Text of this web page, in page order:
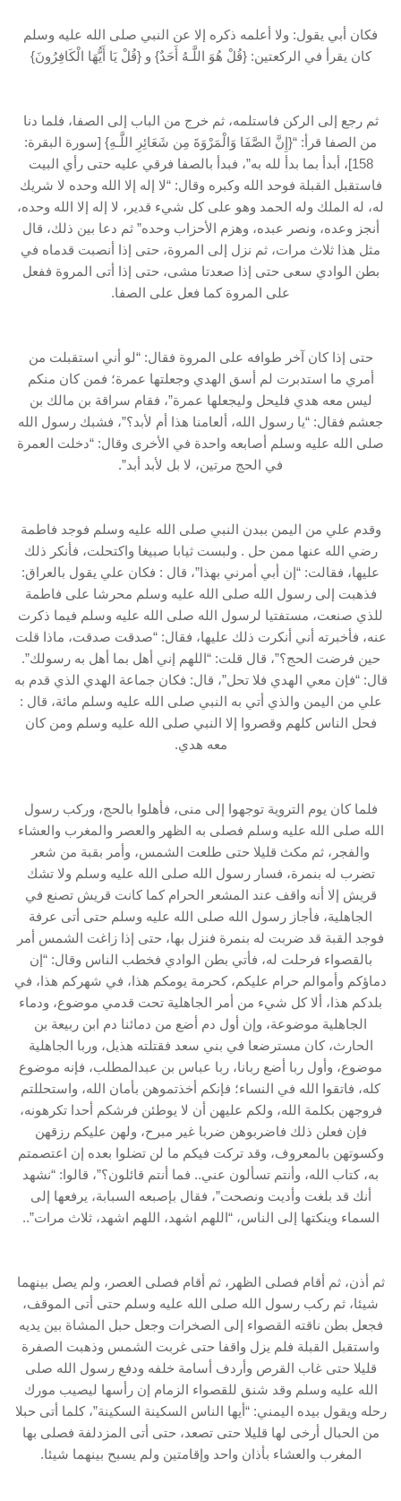
فكان أبي يقول: ولا أعلمه ذكره إلا عن النبي صلى الله عليه وسلم
كان يقرأ في الركعتين: {قُلْ هُوَ اللَّـهُ أَحَدٌ} و {قُلْ يَا أَيُّهَا الْكَافِرُونَ}
ثم رجع إلى الركن فاستلمه، ثم خرج من الباب إلى الصفا، فلما دنا
من الصفا قرأ: “{إِنَّ الصَّفَا وَالْمَرْوَةَ مِن شَعَائِرِ اللَّـهِ} [سورة البقرة:
158]، أبدأ بما بدأ لله به”، فبدأ بالصفا فرقي عليه حتى رأي البيت
فاستقبل القبلة فوحد الله وكبره وقال: “لا إله إلا الله وحده لا شريك
له، له الملك وله الحمد وهو على كل شيء قدير، لا إله إلا الله وحده،
أنجز وعده، ونصر عبده، وهزم الأحزاب وحده” ثم دعا بين ذلك، قال
مثل هذا ثلاث مرات، ثم نزل إلى المروة، حتى إذا أنصبت قدماه في
بطن الوادي سعى حتى إذا صعدتا مشى، حتى إذا أتى المروة ففعل
على المروة كما فعل على الصفا.
حتى إذا كان آخر طوافه على المروة فقال: “لو أني استقبلت من
أمري ما استدبرت لم أسق الهدي وجعلتها عمرة؛ فمن كان منكم
ليس معه هدي فليحل وليجعلها عمرة”، فقام سراقة بن مالك بن
جعشم فقال: “يا رسول الله، ألعامنا هذا أم لأبد؟”، فشبك رسول الله
صلى الله عليه وسلم أصابعه واحدة في الأخرى وقال: “دخلت العمرة
في الحج مرتين، لا بل لأبد أبد”.
وقدم علي من اليمن ببدن النبي صلى الله عليه وسلم فوجد فاطمة
رضي الله عنها ممن حل . ولبست ثيابا صبيغا واكتحلت، فأنكر ذلك
عليها، فقالت: “إن أبي أمرني بهذا”، قال : فكان علي يقول بالعراق:
فذهبت إلى رسول الله صلى الله عليه وسلم محرشا على فاطمة
للذي صنعت، مستفتيا لرسول الله صلى الله عليه وسلم فيما ذكرت
عنه، فأخبرته أني أنكرت ذلك عليها، فقال: “صدقت صدقت، ماذا قلت
حين فرضت الحج؟”، قال قلت: “اللهم إني أهل بما أهل به رسولك”.
قال: “فإن معي الهدي فلا تحل”، قال: فكان جماعة الهدي الذي قدم به
علي من اليمن والذي أتي به النبي صلى الله عليه وسلم مائة، قال :
فحل الناس كلهم وقصروا إلا النبي صلى الله عليه وسلم ومن كان
معه هدي.
فلما كان يوم التروية توجهوا إلى منى، فأهلوا بالحج، وركب رسول
الله صلى الله عليه وسلم فصلى به الظهر والعصر والمغرب والعشاء
والفجر، ثم مكث قليلا حتى طلعت الشمس، وأمر بقبة من شعر
تضرب له بنمرة، فسار رسول الله صلى الله عليه وسلم ولا تشك
قريش إلا أنه واقف عند المشعر الحرام كما كانت قريش تصنع في
الجاهلية، فأجاز رسول الله صلى الله عليه وسلم حتى أتى عرفة
فوجد القبة قد ضربت له بنمرة فنزل بها، حتى إذا زاغت الشمس أمر
بالقصواء فرحلت له، فأتي بطن الوادي فخطب الناس وقال: “إن
دماؤكم وأموالم حرام عليكم، كحرمة يومكم هذا، في شهركم هذا، في
بلدكم هذا، ألا كل شيء من أمر الجاهلية تحت قدمي موضوع، ودماء
الجاهلية موضوعة، وإن أول دم أضع من دمائنا دم ابن ربيعة بن
الحارث، كان مسترضعا في بني سعد فقتلته هذيل، وربا الجاهلية
موضوع، وأول ربا أضع ربانا، ربا عباس بن عبدالمطلب، فإنه موضوع
كله، فاتقوا الله في النساء؛ فإنكم أخذتموهن بأمان الله، واستحللتم
فروجهن بكلمة الله، ولكم عليهن أن لا يوطئن فرشكم أحدا تكرهونه،
فإن فعلن ذلك فاضربوهن ضربا غير مبرح، ولهن عليكم رزقهن
وكسوتهن بالمعروف، وقد تركت فيكم ما لن تضلوا بعده إن اعتصمتم
به، كتاب الله، وأنتم تسألون عني.. فما أنتم قائلون؟”، قالوا: “نشهد
أنك قد بلغت وأديت ونصحت”، فقال بإصبعه السبابة، يرفعها إلى
السماء وينكتها إلى الناس، “اللهم اشهد، اللهم اشهد، ثلاث مرات”..
ثم أذن، ثم أقام فصلى الظهر، ثم أقام فصلى العصر، ولم يصل بينهما
شيئا، ثم ركب رسول الله صلى الله عليه وسلم حتى أتى الموقف،
فجعل بطن ناقته القصواء إلى الصخرات وجعل حبل المشاة بين يديه
واستقبل القبلة فلم يزل واقفا حتى غربت الشمس وذهبت الصفرة
قليلا حتى غاب القرص وأردف أسامة خلفه ودفع رسول الله صلى
الله عليه وسلم وقد شنق للقصواء الزمام إن رأسها ليصيب مورك
رحله ويقول بيده اليمني: “أيها الناس السكينة السكينة”، كلما أتى حبلا
من الحبال أرخى لها قليلا حتى تصعد، حتى أتى المزدلفة فصلى بها
المغرب والعشاء بأذان واحد وإقامتين ولم يسبح بينهما شيئا.